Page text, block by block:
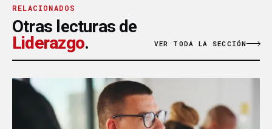
RELACIONADOS
Otras lecturas de
Liderazgo. VER TODA LA SECCIÓN